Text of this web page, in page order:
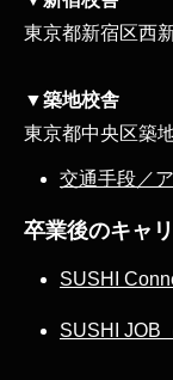
東京都新宿区西
▼築地校舎
東京都中央区築
交通手段／
卒業後のキャ
SUSHI
SUSHI JOB